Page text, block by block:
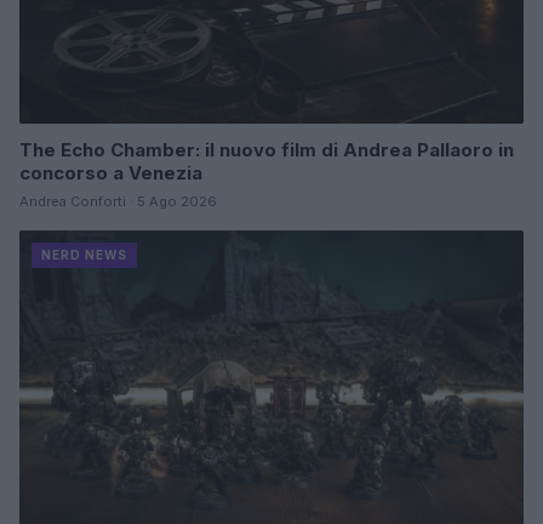
The Echo Chamber: il nuovo film di Andrea Pallaoro in
concorso a Venezia
Andrea Conforti · 5 Ago 2026
NERD NEWS